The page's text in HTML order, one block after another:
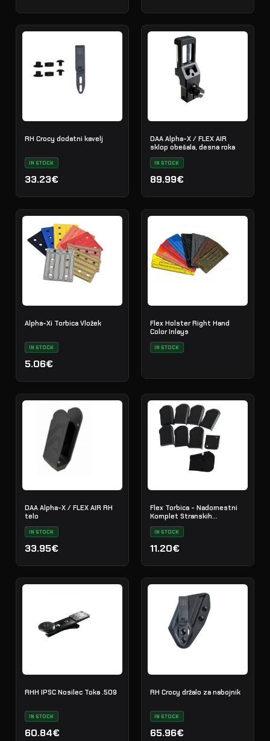
RH Crocy dodatni kavelj
IN STOCK
33.23€
DAA Alpha-X / FLEX AIR
sklop obešala, desna roka
IN STOCK
89.99€
Alpha-Xi Torbica Vložek
IN STOCK
5.06€
Flex Holster Right Hand
Color Inlays
IN STOCK
DAA Alpha-X / FLEX AIR RH
telo
IN STOCK
33.95€
Flex Torbica - Nadomestni
Komplet Stranskih
IN STOCK
11.20€
RHH IPSC Nosilec Toka .509
IN STOCK
60.84€
RH Crocy držalo za nabojnik
IN STOCK
65.96€